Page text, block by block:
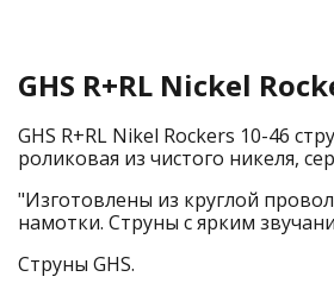
GHS R+RL Nickel
GHS R+RL Nikel Rockers 10-46
роликовая из чистого никеля,
"Изготовлены из круглой
намотки. Струны с ярким
Струны GHS.